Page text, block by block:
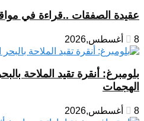
عقيدة الصفقات ..قراءة في
8 أغسطس,2026
بلومبرغ: أنقرة تقيد الملاحة
الهجمات
8 أغسطس,2026